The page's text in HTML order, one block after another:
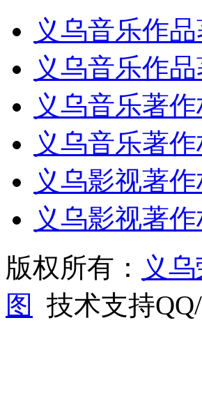
义乌音乐作
义乌音乐作
义乌音乐著
义乌音乐著
义乌影视著
义乌影视著
版权所有： 义
图
技术支持